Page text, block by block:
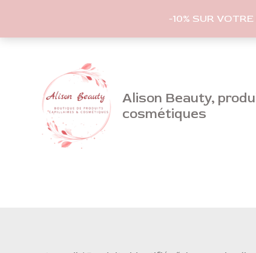
-10% SUR
Alison Beauty,
cosmétiques